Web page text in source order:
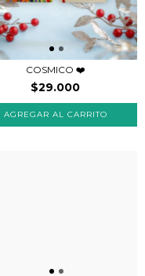
COSMICO ❤️
$29.000